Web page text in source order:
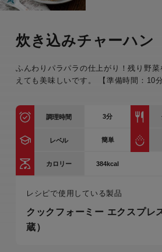
炊き込みチャーハン
ふんわりパラパラの仕上がり！残り野
えても美味しいです。 【準備時間：10分
調理時間 3分
レベル 簡単
カロリー 384kcal
レシピで使用している製品
クックフォーミー エクスプレ
蔵）